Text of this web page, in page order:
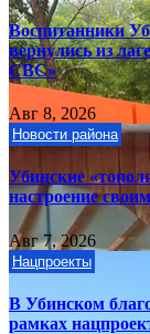
Воспитанники
вернулись из
СВС»
Авг 8, 2026
Новости района
Убинские
настроение
Авг 7, 2026
Нацпроекты
В Убинском
рамках